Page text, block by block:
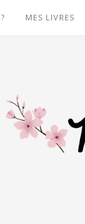
MES LIVRES